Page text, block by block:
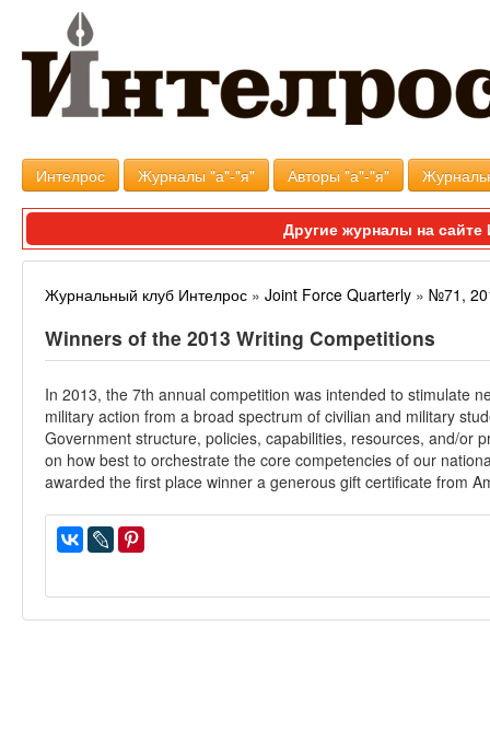
Интелрос Журналы "а"-"я" Авторы "а"-"я"
Другие журналы на
Журнальный клуб Интелрос » Joint Force Quarterly » №71,
Winners of the 2013 Writing Competitions
In 2013, the 7th annual competition was intended to stimulate
military action from a broad spectrum of civilian and military
Government structure, policies, capabilities, resources, and/or
on how best to orchestrate the core competencies of our
awarded the first place winner a generous gift certificate from